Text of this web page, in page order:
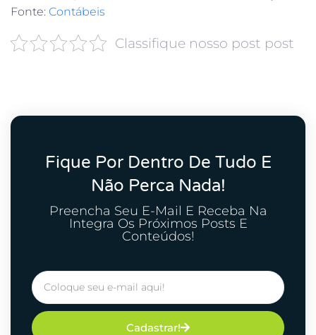
Fonte: Contábeis
Classifique nosso post post
Fique Por Dentro De Tudo E
Não Perca Nada!
Preencha Seu E-Mail E Receba Na
Integra Os Próximos Posts E
Conteúdos!
Cadastrar!